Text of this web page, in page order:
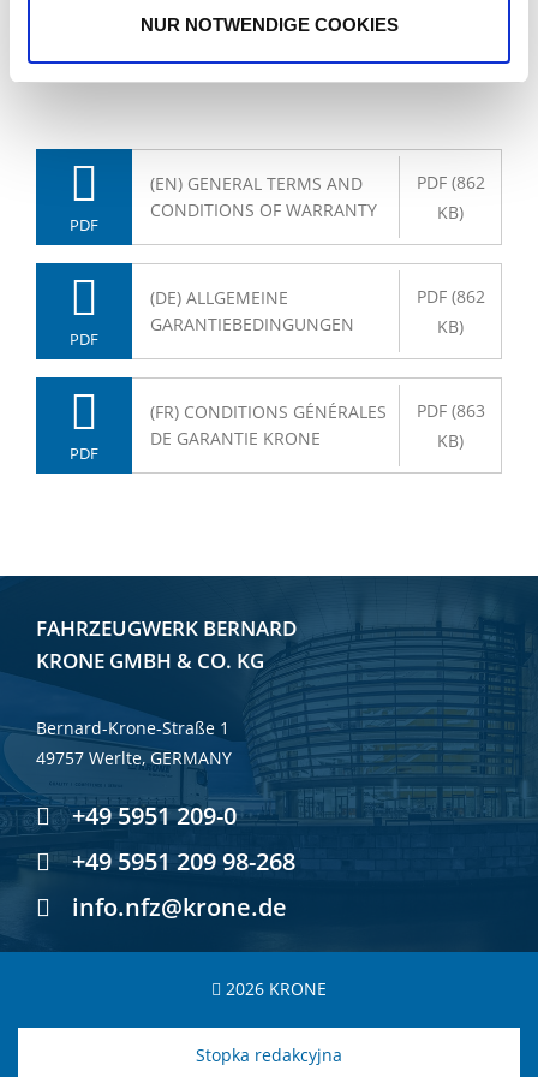
NUR NOTWENDIGE COOKIES
GWARANCJI KRONE
PDF
(EN) GENERAL TERMS AND
CONDITIONS OF WARRANTY
PDF (862
KB)
PDF
(DE) ALLGEMEINE
GARANTIEBEDINGUNGEN
PDF (862
KB)
PDF
(FR) CONDITIONS GÉNÉRALES
DE GARANTIE KRONE
PDF (863
KB)
FAHRZEUGWERK BERNARD
KRONE GMBH & CO. KG
Bernard-Krone-Straße 1
49757 Werlte, GERMANY
+49 5951 209-0
+49 5951 209 98-268
info.nfz@krone.de
2026 KRONE
Stopka redakcyjna